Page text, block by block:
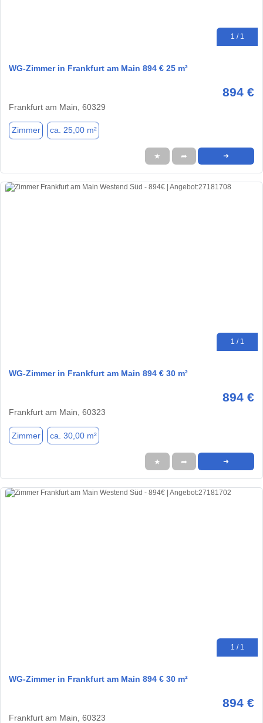
1 / 1
WG-Zimmer in Frankfurt am Main 894 € 25 m²
894 €
Frankfurt am Main, 60329
Zimmer ca. 25,00 m²
★ ➦ ➜
1 / 1
WG-Zimmer in Frankfurt am Main 894 € 30 m²
894 €
Frankfurt am Main, 60323
Zimmer ca. 30,00 m²
★ ➦ ➜
1 / 1
WG-Zimmer in Frankfurt am Main 894 € 30 m²
894 €
Frankfurt am Main, 60323